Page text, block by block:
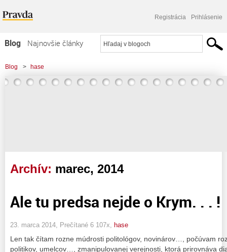
Registrácia Prihlásenie
Blog
Najnovšie články
Najčítanejšie články
Najkomentovanejšie články
Blog > hase
Archív: marec, 2014
Ale tu predsa nejde o Krym. . . !
23. marca 2014, Prečítané 6 107x, hase
Len tak čítam rozne múdrosti politológov, novinárov…, počúvam
politikov, umelcov…, zmanipulovanej verejnosti, ktorá prirovnáva